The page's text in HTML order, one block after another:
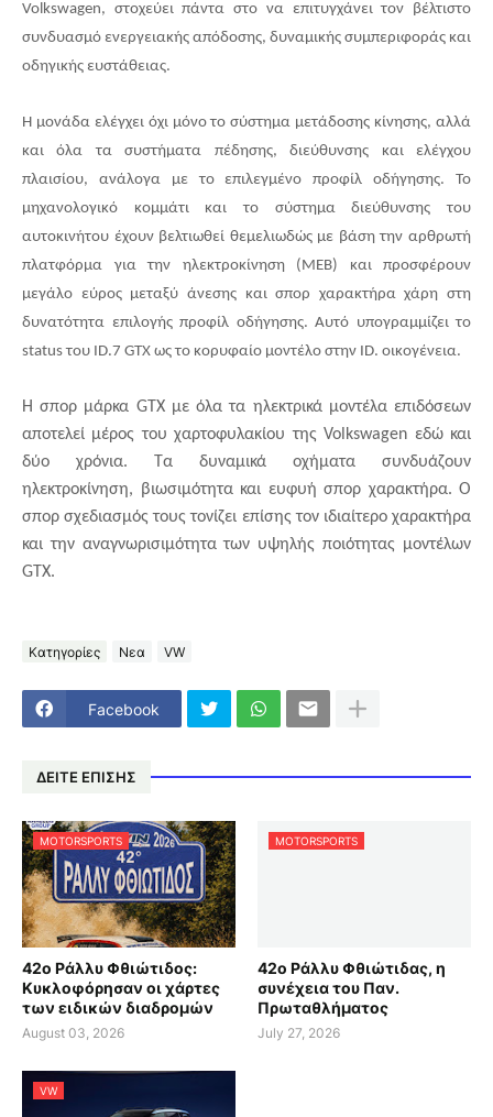
Volkswagen, στοχεύει πάντα στο να επιτυγχάνει τον βέλτιστο
συνδυασμό ενεργειακής απόδοσης, δυναμικής συμπεριφοράς και
οδηγικής ευστάθειας.
Η μονάδα ελέγχει όχι μόνο το σύστημα μετάδοσης κίνησης, αλλά
και όλα τα συστήματα πέδησης, διεύθυνσης και ελέγχου
πλαισίου, ανάλογα με το επιλεγμένο προφίλ οδήγησης. Το
μηχανολογικό κομμάτι και το σύστημα διεύθυνσης του
αυτοκινήτου έχουν βελτιωθεί θεμελιωδώς με βάση την αρθρωτή
πλατφόρμα για την ηλεκτροκίνηση (MEB) και προσφέρουν
μεγάλο εύρος μεταξύ άνεσης και σπορ χαρακτήρα χάρη στη
δυνατότητα επιλογής προφίλ οδήγησης. Αυτό υπογραμμίζει το
statusτου ID.7 GTX ως το κορυφαίο μοντέλο στην ID. οικογένεια.
Η σπορ μάρκα GTXμε όλα τα ηλεκτρικά μοντέλα επιδόσεων
αποτελεί μέρος του χαρτοφυλακίου τηςVolkswagen εδώ και
δύο χρόνια. Τα δυναμικά οχήματα συνδυάζουν
ηλεκτρoκίνηση, βιωσιμότητα και ευφυή σπορ χαρακτήρα. Ο
σπορ σχεδιασμός τους τονίζει επίσης τον ιδιαίτερο χαρακτήρα
και την αναγνωρισιμότητα των υψηλής ποιότητας μοντέλων
GTX.
Κατηγορίες Νεα VW
Facebook
ΔΕΙΤΕ ΕΠΙΣΗΣ
MOTORSPORTS
42ο Ράλλυ Φθιώτιδος:
Κυκλοφόρησαν οι χάρτες
των ειδικών διαδρομών
August 03, 2026
MOTORSPORTS
42ο Ράλλυ Φθιώτιδας, η
συνέχεια του Παν.
Πρωταθλήματος
July 27, 2026
VW